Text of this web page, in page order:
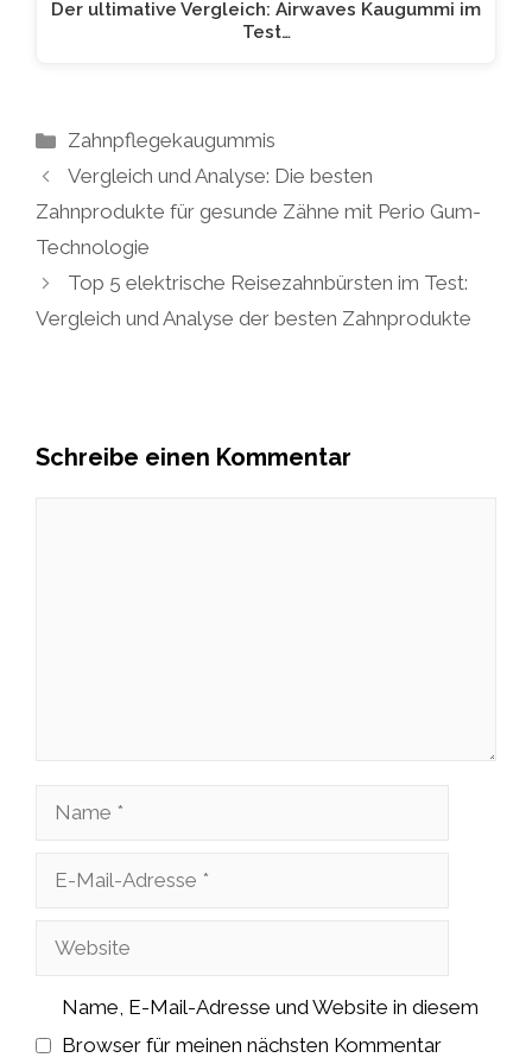
Der ultimative Vergleich: Airwaves Kaugummi im
Test…
Kategorien
Zahnpflegekaugummis
Vergleich und Analyse: Die besten
Zahnprodukte für gesunde Zähne mit Perio Gum-
Technologie
Top 5 elektrische Reisezahnbürsten im Test:
Vergleich und Analyse der besten Zahnprodukte
Schreibe einen Kommentar
Name
Adresse
Website
Name, E-Mail-Adresse und Website in diesem
Browser für meinen nächsten Kommentar